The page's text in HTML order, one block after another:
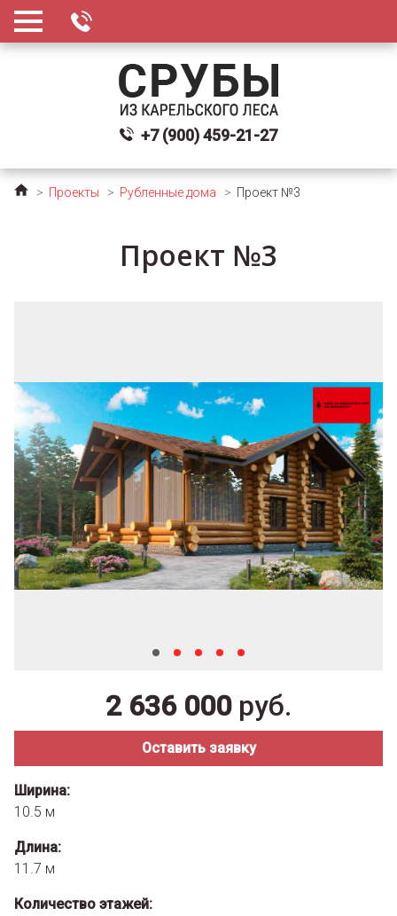
+7 (900) 459-21-27
> Проекты > Рубленные дома > Проект №3
Проект №3
2 636 000 руб.
Оставить заявку
Ширина:
10.5 м
Длина:
11.7 м
Количество этажей: